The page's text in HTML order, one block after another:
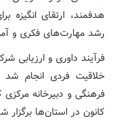
هدفمند، ارتقای انگیزه
رشد مهارت‌های فکری و
فرآیند داوری و ارزیابی
خلاقیت فردی انجام شد
فرهنگی و دبیرخانه
کانون در استان‌ها برگزار